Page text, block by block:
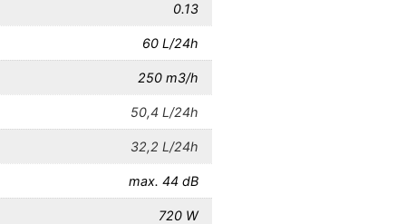
0.13
60 L/24h
250 m3/h
50,4 L/24h
32,2 L/24h
max. 44 dB
720 W